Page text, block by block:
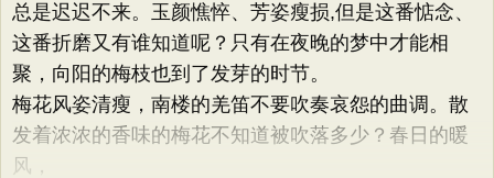
总是迟迟不来。玉颜憔悴、芳姿瘦损,但是这番惦念、
这番折磨又有谁知道呢？只有在夜晚的梦中才能相
聚，向阳的梅枝也到了发芽的时节。
梅花风姿清瘦，南楼的羌笛不要吹奏哀怨的曲调。散
发着浓浓的香味的梅花不知道被吹落多少？春日的暖
风，